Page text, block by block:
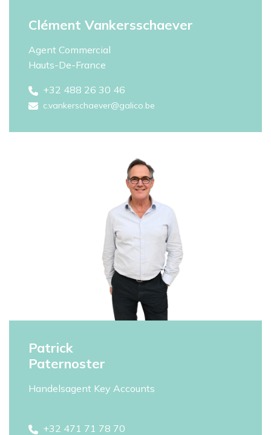
Clément Vankersschaever
Agent Commercial
Hauts-De-France​
+32 488 26 30 46
c.vankerschaever@galico.be
Patrick
Paternoster
Handelsagent Key Accounts
+32 471 71 78 70